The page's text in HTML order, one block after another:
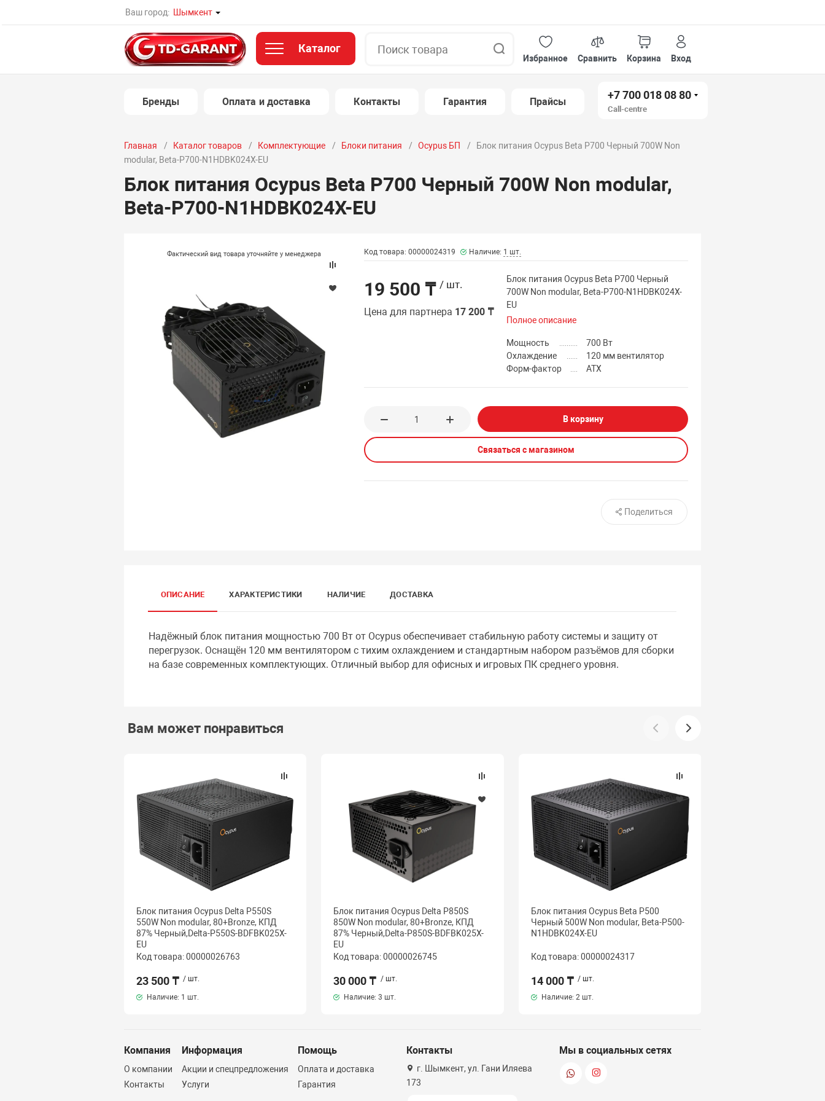
Ваш город: Шымкент
Каталог
Избранное
Сравнить Корзина Вход
Бренды Оплата и доставка Контакты Гарантия Прайсы
+7 700 018 08 80
Call-centre
Главная Каталог товаров Комплектующие Блоки питания Ocypus БП
Блок питания Ocypus Beta P700 Черный 700W Non
modular, Beta-P700-N1HDBK024X-EU
Блок питания Ocypus Beta P700 Черный 700W Non modular,
Beta-P700-N1HDBK024X-EU
Фактический вид товара уточняйте у менеджера Код товара: 00000024319 Наличие: 1 шт.
19 500 ₸ / шт.
Цена для партнера 17 200 ₸
Блок питания Ocypus Beta P700 Черный
700W Non modular, Beta-P700-N1HDBK024X-
EU
Полное описание
Мощность
700 Вт
Охлаждение
120 мм вентилятор
Форм-фактор
ATX
В корзину
Связаться с магазином
Поделиться
ОПИСАНИЕ ХАРАКТЕРИСТИКИ НАЛИЧИЕ ДОСТАВКА
Надёжный блок питания мощностью 700 Вт от Ocypus обеспечивает стабильную работу системы и защиту от
перегрузок. Оснащён 120 мм вентилятором с тихим охлаждением и стандартным набором разъёмов для сборки
на базе современных комплектующих. Отличный выбор для офисных и игровых ПК среднего уровня.
Вам может понравиться
Блок питания Ocypus Delta P550S
550W Non modular, 80+Bronze, КПД
87% Черный,Delta-P550S-BDFBK025X-
EU
Код товара: 00000026763
23 500 ₸ / шт.
Наличие: 1 шт.
Блок питания Ocypus Delta P850S
850W Non modular, 80+Bronze, КПД
87% Черный,Delta-P850S-BDFBK025X-
EU
Код товара: 00000026745
30 000 ₸ / шт.
Наличие:3 шт.
Блок питания Ocypus Beta P500
Черный 500W Non modular, Beta-P500-
N1HDBK024X-EU
Код товара: 00000024317
14 000 ₸ / шт.
Наличие: 2 шт.
Компания
О компании
Контакты
Информация
Акции и спецпредложения
Услуги
Помощь
Оплата и доставка
Гарантия
Контакты
г. Шымкент, ул. Гани Иляева
173
Мы в социальных сетях